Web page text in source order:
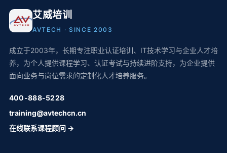
艾威培训
AVTECH · SINCE 2003
成立于2003年，长期专注职业认证培训、IT技术学习与企业人才培
养，为个人提供课程学习、认证考试与持续进阶支持，为企业提供
面向业务与岗位需求的定制化人才培养服务。
400-888-5228
training@avtechcn.cn
在线联系课程顾问 →